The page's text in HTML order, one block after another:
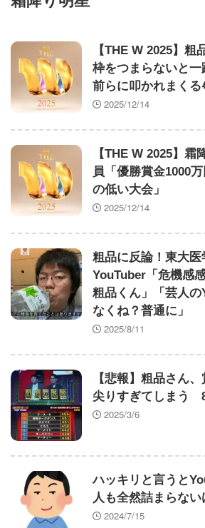
【THE W 2025】粗
枠をつまらないと
前らに叩かれまく
2025/12/14
【THE W 2025】
員「優勝賞金1000
の低い大会」
2025/12/14
粗品に反論！東大医
YouTuber「危機感
粗品くん」「芸人の
なくね？普通に」
2025/8/11
【悲報】粗品さん
尖りすぎてしまう
2025/3/6
ハッキリと言うと
人も全然詰まらない
2024/7/15